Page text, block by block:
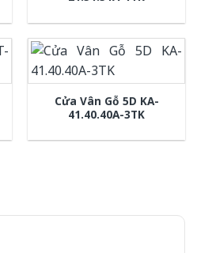
Cửa Vân Gỗ 5D KA-
41.40.40A-3TK